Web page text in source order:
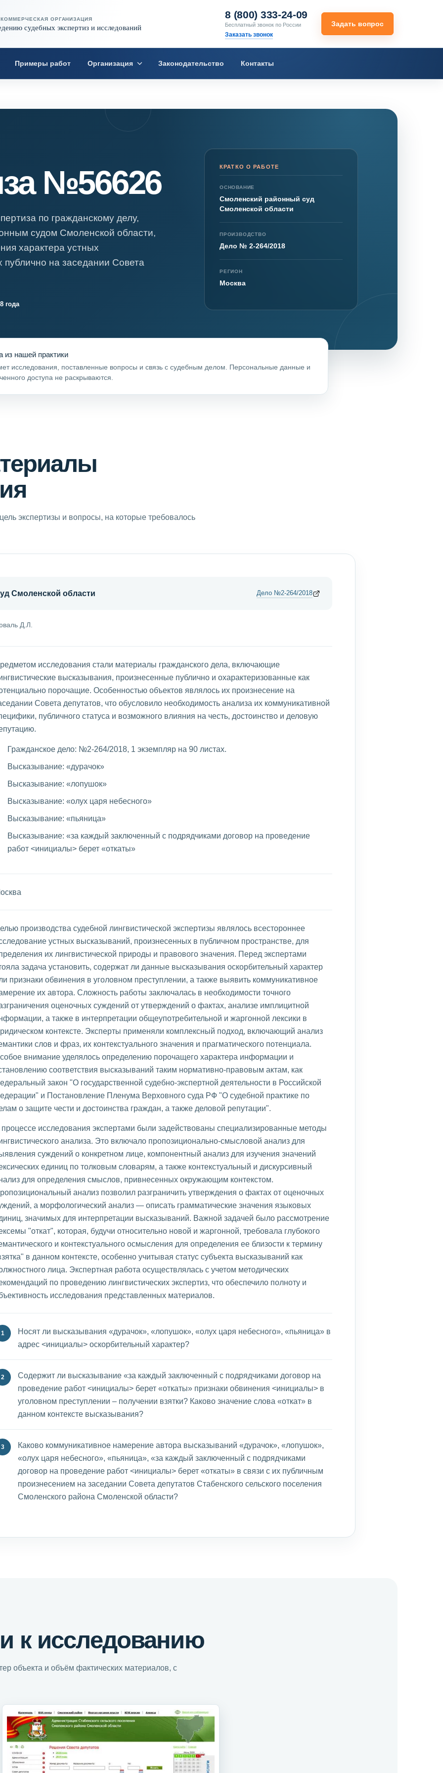
ОРГАНИЗАЦИЯ
судебных экспертиз и исследований
8 (800) 333-24-09
Бесплатный звонок по России
Заказать звонок
Задать вопрос
Примеры работ Организация Законодательство Контакты
№56626
по гражданскому делу,
судом Смоленской области,
характера устных
на заседании Совета
года
КРАТКО О РАБОТЕ
ОСНОВАНИЕ
Смоленский районный суд
Смоленской области
ПРОИЗВОДСТВО
Дело № 2-264/2018
РЕГИОН
Москва
из нашей практики
исследования, поставленные вопросы и связь с судебным делом. Персональные данные и
доступа не раскрываются.
экспертизы и вопросы, на которые требовалось
Смоленской области Дело №2-264/2018
Д.Л.
исследования стали материалы гражданского дела, включающие
высказывания, произнесенные публично и охарактеризованные как
порочащие. Особенностью объектов являлось их произнесение на
Совета депутатов, что обусловило необходимость анализа их коммуникативной
публичного статуса и возможного влияния на честь, достоинство и деловую
Гражданское дело: №2-264/2018, 1 экземпляр на 90 листах.
Высказывание: «дурачок»
Высказывание: «лопушок»
Высказывание: «олух царя небесного»
Высказывание: «пьяница»
Высказывание: «за каждый заключенный с подрядчиками договор на проведение
работ <инициалы> берет «откаты»
производства судебной лингвистической экспертизы являлось всестороннее
устных высказываний, произнесенных в публичном пространстве, для
их лингвистической природы и правового значения. Перед экспертами
задача установить, содержат ли данные высказывания оскорбительный характер
признаки обвинения в уголовном преступлении, а также выявить коммуникативное
их автора. Сложность работы заключалась в необходимости точного
оценочных суждений от утверждений о фактах, анализе имплицитной
а также в интерпретации общеупотребительной и жаргонной лексики в
контексте. Эксперты применяли комплексный подход, включающий анализ
слов и фраз, их контекстуального значения и прагматического потенциала.
внимание уделялось определению порочащего характера информации и
соответствия высказываний таким нормативно-правовым актам, как
закон "О государственной судебно-экспертной деятельности в Российской
и Постановление Пленума Верховного суда РФ "О судебной практике по
о защите чести и достоинства граждан, а также деловой репутации".
исследования экспертами были задействованы специализированные методы
анализа. Это включало пропозиционально-смысловой анализ для
суждений о конкретном лице, компонентный анализ для изучения значений
единиц по толковым словарям, а также контекстуальный и дискурсивный
для определения смыслов, привнесенных окружающим контекстом.
анализ позволил разграничить утверждения о фактах от оценочных
а морфологический анализ — описать грамматические значения языковых
значимых для интерпретации высказываний. Важной задачей было рассмотрение
"откат", которая, будучи относительно новой и жаргонной, требовала глубокого
и контекстуального осмысления для определения ее близости к термину
в данном контексте, особенно учитывая статус субъекта высказываний как
лица. Экспертная работа осуществлялась с учетом методических
по проведению лингвистических экспертиз, что обеспечило полноту и
исследования представленных материалов.
Носят ли высказывания «дурачок», «лопушок», «олух царя небесного», «пьяница» в
адрес <инициалы> оскорбительный характер?
Содержит ли высказывание «за каждый заключенный с подрядчиками договор на
проведение работ <инициалы> берет «откаты» признаки обвинения <инициалы> в
уголовном преступлении – получении взятки? Каково значение слова «откат» в
данном контексте высказывания?
Каково коммуникативное намерение автора высказываний «дурачок», «лопушок»,
«олух царя небесного», «пьяница», «за каждый заключенный с подрядчиками
договор на проведение работ <инициалы> берет «откаты» в связи с их публичным
произнесением на заседании Совета депутатов Стабенского сельского поселения
Смоленского района Смоленской области?
к исследованию
объекта и объём фактических материалов, с